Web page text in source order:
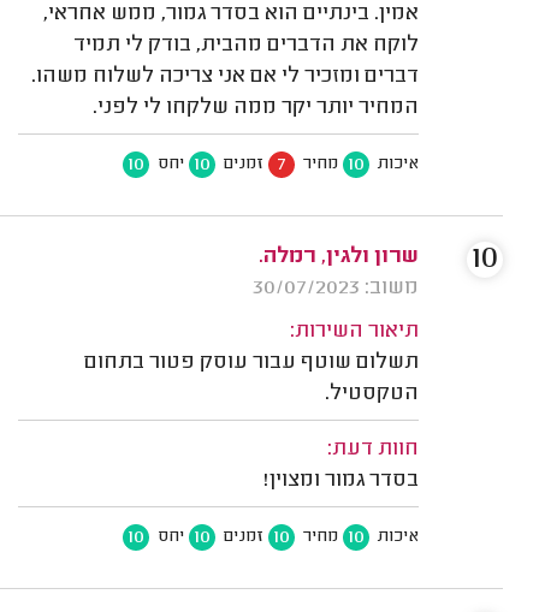
אמין. בינתיים הוא בסדר גמור, ממש אחראי,
לוקח את הדברים מהבית, בודק לי תמיד
דברים ומזכיר לי אם אני צריכה לשלוח משהו.
המחיר יותר יקר ממה שלקחו לי לפני.
איכות 10 מחיר 7 זמנים 10 יחס 10
שרון ולגין, רמלה.
משוב: 30/07/2023
תיאור השירות:
תשלום שוטף עבור עוסק פטור בתחום
הטקסטיל.
חוות דעת:
בסדר גמור ומצוין!
איכות 10 מחיר 10 זמנים 10 יחס 10
10